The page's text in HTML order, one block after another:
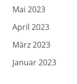
Mai 2023
April 2023
März 2023
Januar 2023